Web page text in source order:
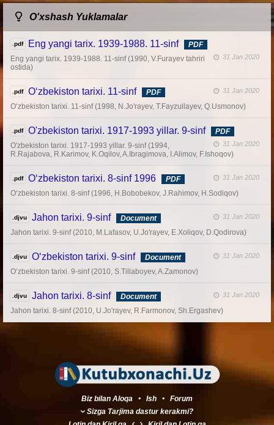
O'xshash Yuklamalar
.pdf Eng yangi tarix. 1939-1988. 11-sinf PDF
31 Jan 2020
Eng yangi tarix. 1939-1988. 11-sinf (1990, V.Furayev tahriri
ostida)
.pdf O‘zbekiston tarixi. 11-sinf PDF 31 Jan 2020
O‘zbekiston tarixi. 11-sinf (1998, N.Jo'rayev, T.Fayzullayev, Q.Usmonov)
.pdf O'zbekiston tarixi. 1917-1993 yillar. 9-sinf PDF
31 Jan 2020
O'zbekiston tarixi. 1917-1993 yillar. 9-sinf (1994,
R.Rajabova, R.Karimov, K.Oqilov, A.Ibragimova, I.Alimov, F.Ishoqov)
.pdf O‘zbekiston tarixi. 8-sinf 1996 PDF 31 Jan 2020
O‘zbekiston tarixi. 8-sinf (1996, H.Bobobekov, J.Rahimov, H.Sodiqov)
.djvu Jahon tarixi. 9-sinf Document 31 Jan 2020
Jahon tarixi. 9-sinf (2010, M.Lafasov, U.Jo'rayev, E.Xoliqov, D.Qodirova)
.djvu O‘zbekiston tarixi. 9-sinf Document 31 Jan 2020
O‘zbekiston tarixi. 9-sinf (2010, S.Tillaboyev, A.Zamonov)
.djvu Jahon tarixi. 8-sinf Document 31 Jan 2020
Jahon tarixi. 8-sinf (2010, U.Jo'rayev, R.Farmonov, Sh.Ergashev)
Biz bilan Aloqa • Ish • Forum
Sizga Tarjima dastur kerakmi?